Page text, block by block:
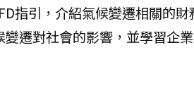
指引，介紹氣候變遷相關的
遷對社會的影響，並學習企